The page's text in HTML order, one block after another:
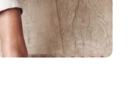
ganze Familie, ganz